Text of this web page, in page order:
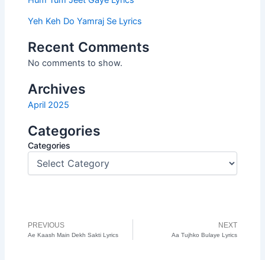
Yeh Keh Do Yamraj Se Lyrics
Recent Comments
No comments to show.
Archives
April 2025
Categories
Categories
Prev
PREVIOUS
Ae Kaash Main Dekh Sakti Lyrics
NEXT
Aa Tujhko Bulaye Lyrics